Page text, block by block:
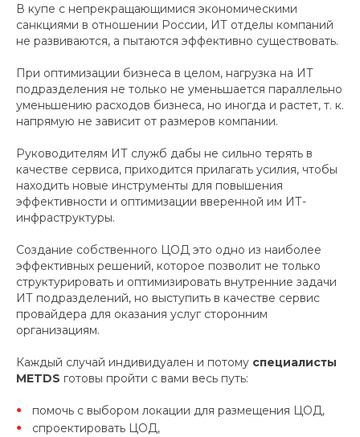
В купе с непрекращающимися экономическими
санкциями в отношении России, ИТ отделы компаний
не развиваются, а пытаются эффективно существовать.
При оптимизации бизнеса в целом, нагрузка на ИТ
подразделения не только не уменьшается параллельно
уменьшению расходов бизнеса, но иногда и растет, т. к.
напрямую не зависит от размеров компании.
Руководителям ИТ служб дабы не сильно терять в
качестве сервиса, приходится прилагать усилия, чтобы
находить новые инструменты для повышения
эффективности и оптимизации вверенной им ИТ-
инфраструктуры.
Создание собственного ЦОД это одно из наиболее
эффективных решений, которое позволит не только
структурировать и оптимизировать внутренние задачи
ИТ подразделений, но выступить в качестве сервис
провайдера для оказания услуг сторонним
организациям.
Каждый случай индивидуален и потому специалисты
METDS готовы пройти с вами весь путь:
помочь с выбором локации для размещения ЦОД,
спроектировать ЦОД,